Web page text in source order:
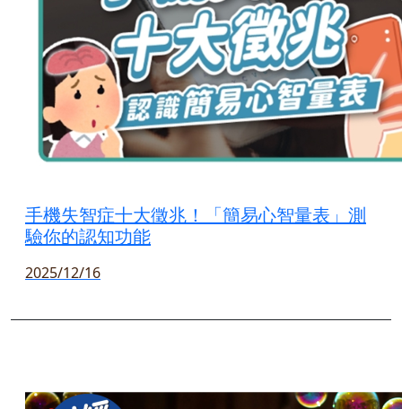
手機失智症十大徵兆！「簡易心智量表」測
驗你的認知功能
2025/12/16